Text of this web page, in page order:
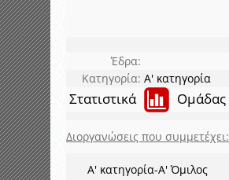
Έδρα:
Κατηγορία: Α' κατηγορία
Στατιστικά Ομάδας
Διοργανώσεις που συμμετέχει:
Α' κατηγορία-Α' Όμιλος